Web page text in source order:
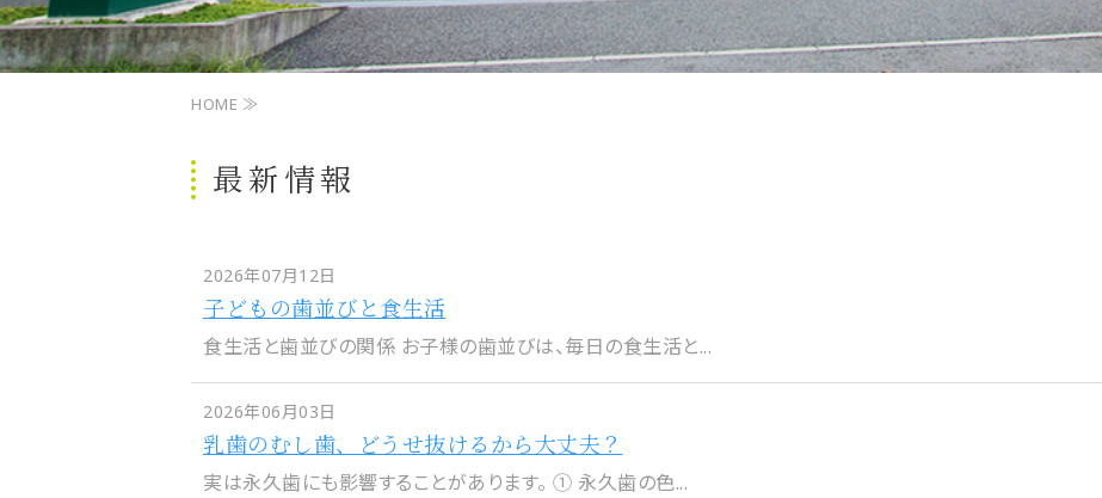
HOME ≫
最新情報
2026年07月12日
子どもの歯並びと食生活
食生活と歯並びの関係 お子様の歯並びは、毎日の食生活と...
2026年06月03日
乳歯のむし歯、どうせ抜けるから大丈夫？
実は永久歯にも影響することがあります。 ① 永久歯の色...